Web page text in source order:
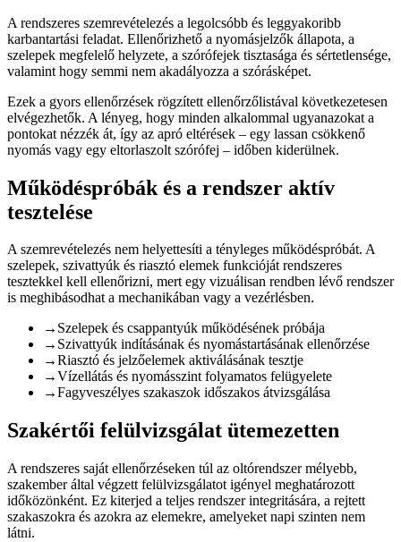
A rendszeres szemrevételezés a legolcsóbb és leggyakoribb
karbantartási feladat. Ellenőrizhető a nyomásjelzők állapota, a
szelepek megfelelő helyzete, a szórófejek tisztasága és sértetlensége,
valamint hogy semmi nem akadályozza a szórásképet.
Ezek a gyors ellenőrzések rögzített ellenőrzőlistával következetesen
elvégezhetők. A lényeg, hogy minden alkalommal ugyanazokat a
pontokat nézzék át, így az apró eltérések – egy lassan csökkenő
nyomás vagy egy eltorlaszolt szórófej – időben kiderülnek.
Működéspróbák és a rendszer aktív
tesztelése
A szemrevételezés nem helyettesíti a tényleges működéspróbát. A
szelepek, szivattyúk és riasztó elemek funkcióját rendszeres
tesztekkel kell ellenőrizni, mert egy vizuálisan rendben lévő rendszer
is meghibásodhat a mechanikában vagy a vezérlésben.
→ Szelepek és csappantyúk működésének próbája
→ Szivattyúk indításának és nyomástartásának ellenőrzése
→Riasztó és jelzőelemek aktiválásának tesztje
→Vízellátás és nyomásszint folyamatos felügyelete
→Fagyveszélyes szakaszok időszakos átvizsgálása
Szakértői felülvizsgálat ütemezetten
A rendszeres saját ellenőrzéseken túl az oltórendszer mélyebb,
szakember által végzett felülvizsgálatot igényel meghatározott
időközönként. Ez kiterjed a teljes rendszer integritására, a rejtett
szakaszokra és azokra az elemekre, amelyeket napi szinten nem
látni.